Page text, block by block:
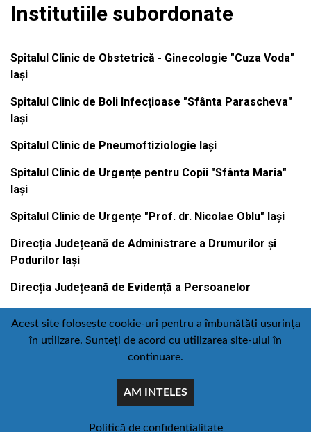
Institutiile subordonate
Spitalul Clinic de Obstetrică - Ginecologie "Cuza Voda"
Iași
Spitalul Clinic de Boli Infecțioase "Sfânta Parascheva"
Iași
Spitalul Clinic de Pneumoftiziologie Iași
Spitalul Clinic de Urgențe pentru Copii "Sfânta Maria"
Iași
Spitalul Clinic de Urgențe "Prof. dr. Nicolae Oblu" Iași
Direcția Județeană de Administrare a Drumurilor și
Podurilor Iași
Direcția Județeană de Evidență a Persoanelor
Contact Politică de confidențialitate
:
comunicare@icc.ro
concept :piatadesiteuri.ro
Acest site folosește cookie-uri pentru a îmbunătăți ușurința
în utilizare. Sunteți de acord cu utilizarea site-ului în
continuare.
AM INTELES
Politică de confidențialitate